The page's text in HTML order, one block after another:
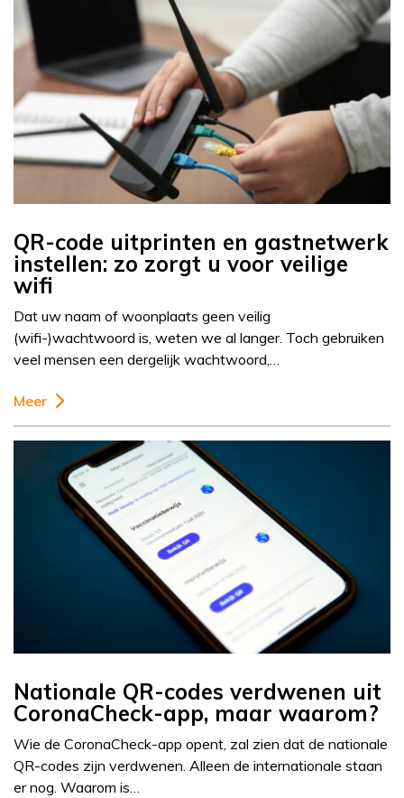
QR-code uitprinten en gastnetwerk
instellen: zo zorgt u voor veilige
wifi
Dat uw naam of woonplaats geen veilig
(wifi-)wachtwoord is, weten we al langer. Toch gebruiken
veel mensen een dergelijk wachtwoord,…
Meer
Nationale QR-codes verdwenen uit
CoronaCheck-app, maar waarom?
Wie de CoronaCheck-app opent, zal zien dat de nationale
QR-codes zijn verdwenen. Alleen de internationale staan
er nog. Waarom is…